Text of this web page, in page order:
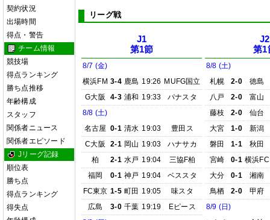
契約状況
出場時間
得点・警告
チーム情報
競技場
得点ランキング
勝ち点推移
年齢構成
スタッフ
関係者ニュース
関係者エピソード
Jリーグ記録
順位表
勝ち点
得点ランキング
得失点
リーグ戦
J1
第1節
8/7 (金)
横浜FM 3-4 鹿島 19:26 MUFG国立
G大阪
4-3 浦和 19:33
パナスタ
8/8 (土)
名古屋 0-1 清水 19:03
豊田ス
C大阪
2-1 岡山 19:03
ハナサカ
柏
2-1 水戸 19:04
三協F柏
福岡
0-1 神戸 19:04
ベススタ
FC東京 1-5 町田 19:05
味スタ
広島
3-0 千葉 19:19
Eピース
J2
第1
8/8 (土)
札幌
2-0
徳島
八戸
2-0
富山
藤枝
2-0
仙台
大宮
1-0
新潟
磐田
1-1
秋田
宮崎
0-1 横浜FC
大分
0-1
湘南
鳥栖
2-0
甲府
8/9 (日)